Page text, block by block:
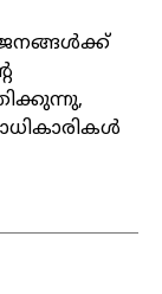
ജനങ്ങള്‍ക്ക്